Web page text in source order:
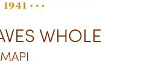
WHOLE